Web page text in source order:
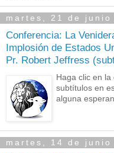
martes, 21 de junio
Conferencia: La
Implosión de Estados
Pr. Robert Jeffress
Haga clic en
subtítulos en
alguna
martes, 14 de junio